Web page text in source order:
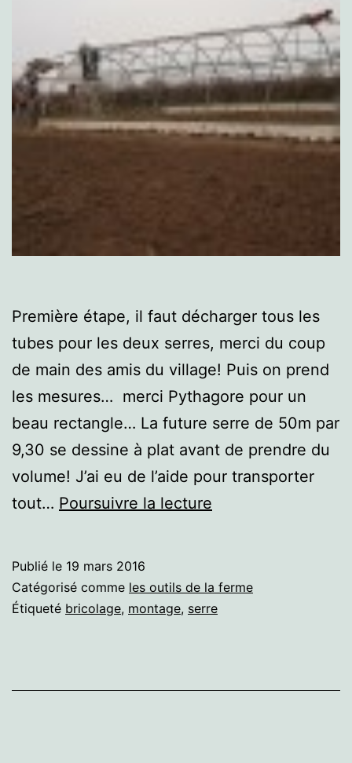
Première étape, il faut décharger tous les
tubes pour les deux serres, merci du coup
de main des amis du village! Puis on prend
les mesures… merci Pythagore pour un
beau rectangle… La future serre de 50m par
9,30 se dessine à plat avant de prendre du
volume! J’ai eu de l’aide pour transporter
tout… Poursuivre la lecture
Publié le 19 mars 2016
Catégorisé comme les outils de la ferme
Étiqueté bricolage, montage, serre